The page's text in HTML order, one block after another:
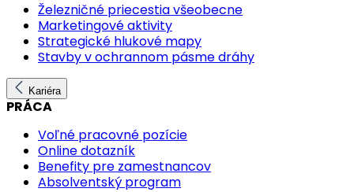
Železničné priecestia všeobecne
Marketingové aktivity
Strategické hlukové mapy
Stavby v ochrannom pásme dráhy
Kariéra
PRÁCA
Voľné pracovné pozície
Online dotazník
Benefity pre zamestnancov
Absolventský program